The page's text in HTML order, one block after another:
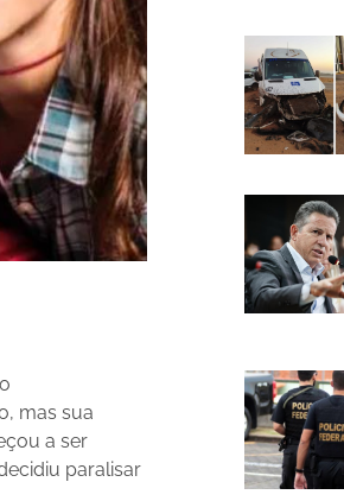
mas sua
a ser
paralisar